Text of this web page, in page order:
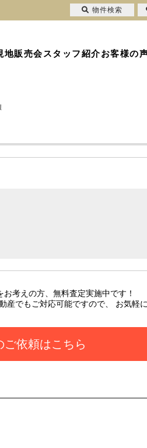
地販売会スタッフ紹介お客様の
お考えの方、無料査定実施中です！
でもご対応可能ですので、 お気軽
ご依頼はこちら
物件検索